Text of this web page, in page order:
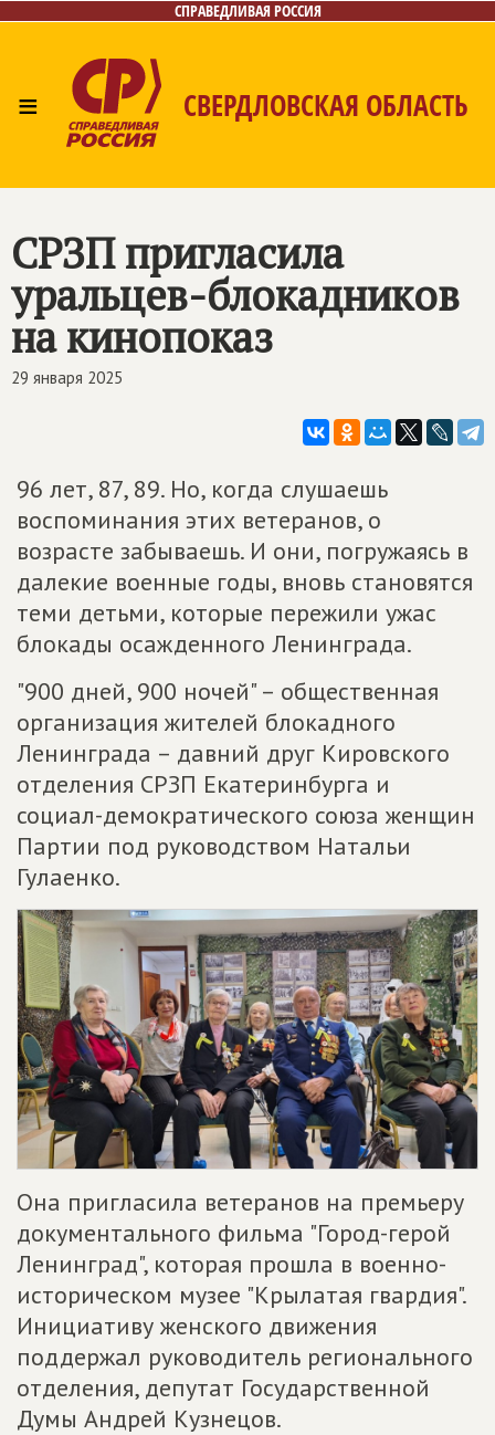
СПРАВЕДЛИВАЯ РОССИЯ
≡ СВЕРДЛОВСКАЯ ОБЛАСТЬ
СРЗП пригласила
уральцев-блокадников
на кинопоказ
29 января 2025
96 лет, 87, 89. Но, когда слушаешь
воспоминания этих ветеранов, о
возрасте забываешь. И они, погружаясь в
далекие военные годы, вновь становятся
теми детьми, которые пережили ужас
блокады осажденного Ленинграда.
"900 дней, 900 ночей" – общественная
организация жителей блокадного
Ленинграда – давний друг Кировского
отделения СРЗП Екатеринбурга и
социал-демократического союза женщин
Партии под руководством Натальи
Гулаенко.
Она пригласила ветеранов на премьеру
документального фильма "Город-герой
Ленинград", которая прошла в военно-
историческом музее "Крылатая гвардия".
Инициативу женского движения
поддержал руководитель регионального
отделения, депутат Государственной
Думы Андрей Кузнецов.